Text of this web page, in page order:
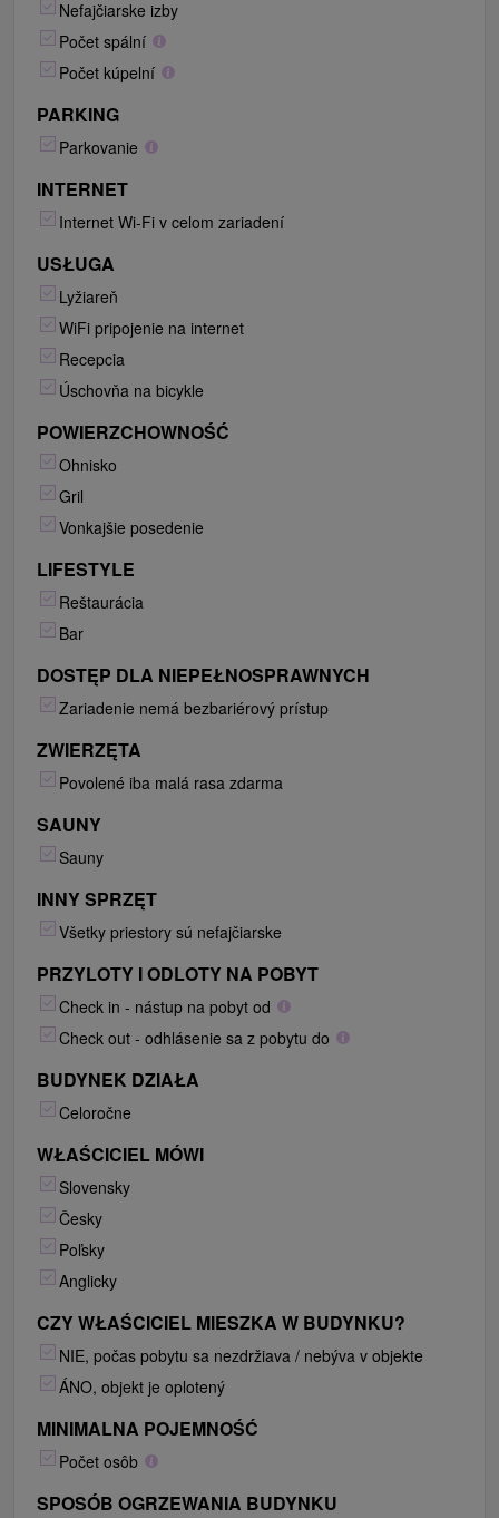
Nefajčiarske izby
Počet spální
Počet kúpelní
PARKING
Parkovanie
INTERNET
Internet Wi-Fi v celom zariadení
USŁUGA
Lyžiareň
WiFi pripojenie na internet
Recepcia
Úschovňa na bicykle
POWIERZCHOWNOŚĆ
Ohnisko
Gril
Vonkajšie posedenie
LIFESTYLE
Reštaurácia
Bar
DOSTĘP DLA NIEPEŁNOSPRAWNYCH
Zariadenie nemá bezbariérový prístup
ZWIERZĘTA
Povolené iba malá rasa zdarma
SAUNY
Sauny
INNY SPRZĘT
Všetky priestory sú nefajčiarske
PRZYLOTY I ODLOTY NA POBYT
Check in - nástup na pobyt od
Check out - odhlásenie sa z pobytu do
BUDYNEK DZIAŁA
Celoročne
WŁAŚCICIEL MÓWI
Slovensky
Česky
Poľsky
Anglicky
CZY WŁAŚCICIEL MIESZKA W BUDYNKU?
NIE, počas pobytu sa nezdržiava / nebýva v objekte
ÁNO, objekt je oplotený
MINIMALNA POJEMNOŚĆ
Počet osôb
SPOSÓB OGRZEWANIA BUDYNKU